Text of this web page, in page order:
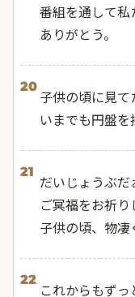
番組を通して私
ありがとう。
20
子供の頃に見
いまでも円盤を
21
だいじょうぶ
ご冥福をお祈り
子供の頃、物凄
22
これからもず